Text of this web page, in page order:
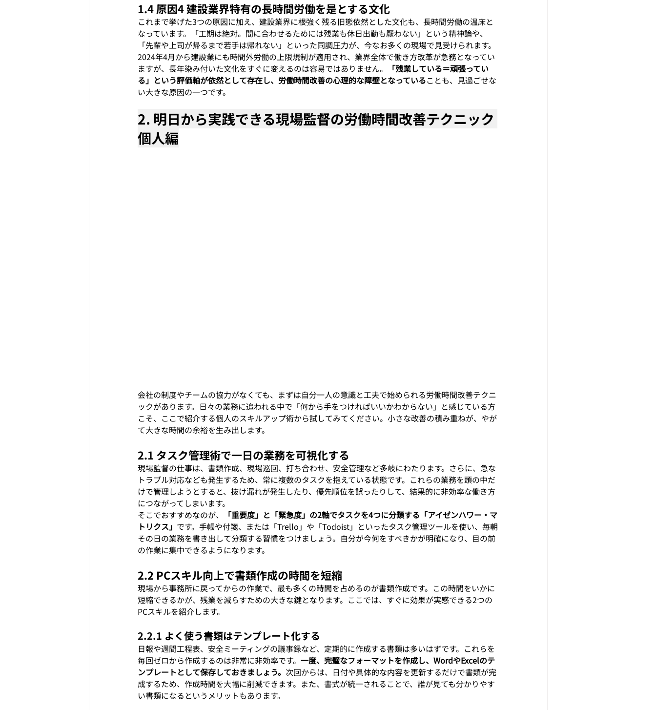
1.4 原因4 建設業界特有の長時間労働を是とする文化
これまで挙げた3つの原因に加え、建設業界に根強く残る旧態依然とした文化も、長時間労働の温床と
なっています。「工期は絶対。間に合わせるためには残業も休日出勤も厭わない」という精神論や、
「先輩や上司が帰るまで若手は帰れない」といった同調圧力が、今なお多くの現場で見受けられます。
2024年4月から建設業にも時間外労働の上限規制が適用され、業界全体で働き方改革が急務となってい
ますが、長年染み付いた文化をすぐに変えるのは容易ではありません。
「残業している＝頑張ってい
る」という評価軸が依然として存在し、労働時間改善の心理的な障壁となっていることも、見過ごせな
い大きな原因の一つです。
2. 明日から実践できる現場監督の労働時間改善テクニック
個人編
会社の制度やチームの協力がなくても、まずは自分一人の意識と工夫で始められる労働時間改善テクニ
ックがあります。日々の業務に追われる中で「何から手をつければいいかわからない」と感じている方
こそ、ここで紹介する個人のスキルアップ術から試してみてください。小さな改善の積み重ねが、やが
て大きな時間の余裕を生み出します。
2.1 タスク管理術で一日の業務を可視化する
現場監督の仕事は、書類作成、現場巡回、打ち合わせ、安全管理など多岐にわたります。さらに、急な
トラブル対応なども発生するため、常に複数のタスクを抱えている状態です。これらの業務を頭の中だ
けで管理しようとすると、抜け漏れが発生したり、優先順位を誤ったりして、結果的に非効率な働き方
につながってしまいます。
そこでおすすめなのが、
「重要度」と「緊急度」の2軸でタスクを4つに分類する「アイゼンハワー・マ
トリクス」 です。手帳や付箋、または「Trello」や「Todoist」といったタスク管理ツールを使い、毎朝
その日の業務を書き出して分類する習慣をつけましょう。自分が今何をすべきかが明確になり、目の前
の作業に集中できるようになります。
2.2 PCスキル向上で書類作成の時間を短縮
現場から事務所に戻ってからの作業で、最も多くの時間を占めるのが書類作成です。この時間をいかに
短縮できるかが、残業を減らすための大きな鍵となります。ここでは、すぐに効果が実感できる2つの
PCスキルを紹介します。
2.2.1 よく使う書類はテンプレート化する
日報や週間工程表、安全ミーティングの議事録など、定期的に作成する書類は多いはずです。これらを
毎回ゼロから作成するのは非常に非効率です。 一度、完璧なフォーマットを作成し、WordやExcelのテ
ンプレートとして保存しておきましょう。 次回からは、日付や具体的な内容を更新するだけで書類が完
成するため、作成時間を大幅に削減できます。また、書式が統一されることで、誰が見ても分かりやす
い書類になるというメリットもあります。